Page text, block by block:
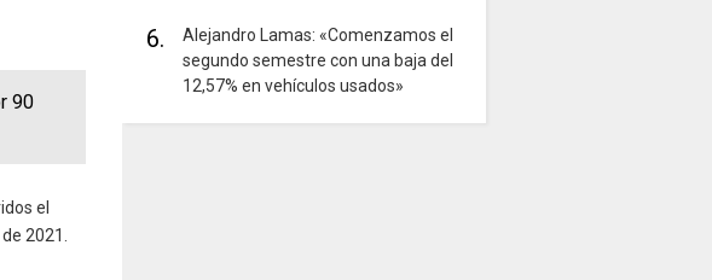
90
el
2021.
6.
Alejandro Lamas: «Comenzamos el
segundo semestre con una baja del
12,57% en vehículos usados»